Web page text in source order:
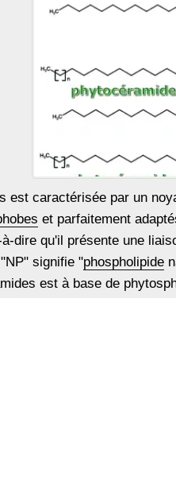
est caractérisée par un
et parfaitement
dire qu'il présente une
signifie "phospholipide
est à base de